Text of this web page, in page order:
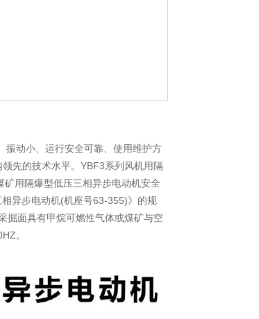
振动小、运行安全可靠、使用维护方
先的技术水平。YBF3系列风机用隔
用隔爆型低压三相异步电动机安全
异步电动机(机座号63-355)》的规
掘面具有甲烷可燃性气体或煤矿与空
。